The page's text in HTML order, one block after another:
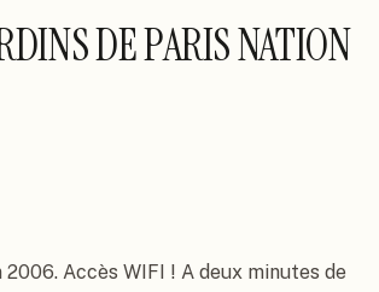
DE PARIS NATION
Accès WIFI ! A deux minutes de